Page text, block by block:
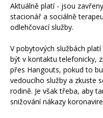
Aktuálně platí - jsou
stacionář a sociálně
odlehčovací služby.
V pobytových službách
být v kontaktu telefonicky,
přes Hangouts, pokud to
vedoucího služby a zkuste
rodině. Je však třeba, aby
snižování nákazy